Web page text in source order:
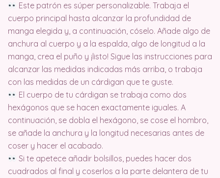
Este patrón es súper personalizable. Trabaja el
cuerpo principal hasta alcanzar la profundidad de
manga elegida y, a continuación, cóselo. Añade algo de
anchura al cuerpo y a la espalda, algo de longitud a la
manga, crea el puño y ¡listo! Sigue las instrucciones para
alcanzar las medidas indicadas más arriba, o trabaja
con las medidas de un cárdigan que te guste.
El cuerpo de tu cárdigan se trabaja como dos
hexágonos que se hacen exactamente iguales. A
continuación, se dobla el hexágono, se cose el hombro,
se añade la anchura y la longitud necesarias antes de
coser y hacer el acabado.
Si te apetece añadir bolsillos, puedes hacer dos
cuadrados al final y coserlos a la parte delantera de tu